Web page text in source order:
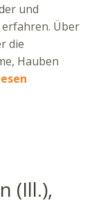
und
Über
die
Hauben
(Ill.),